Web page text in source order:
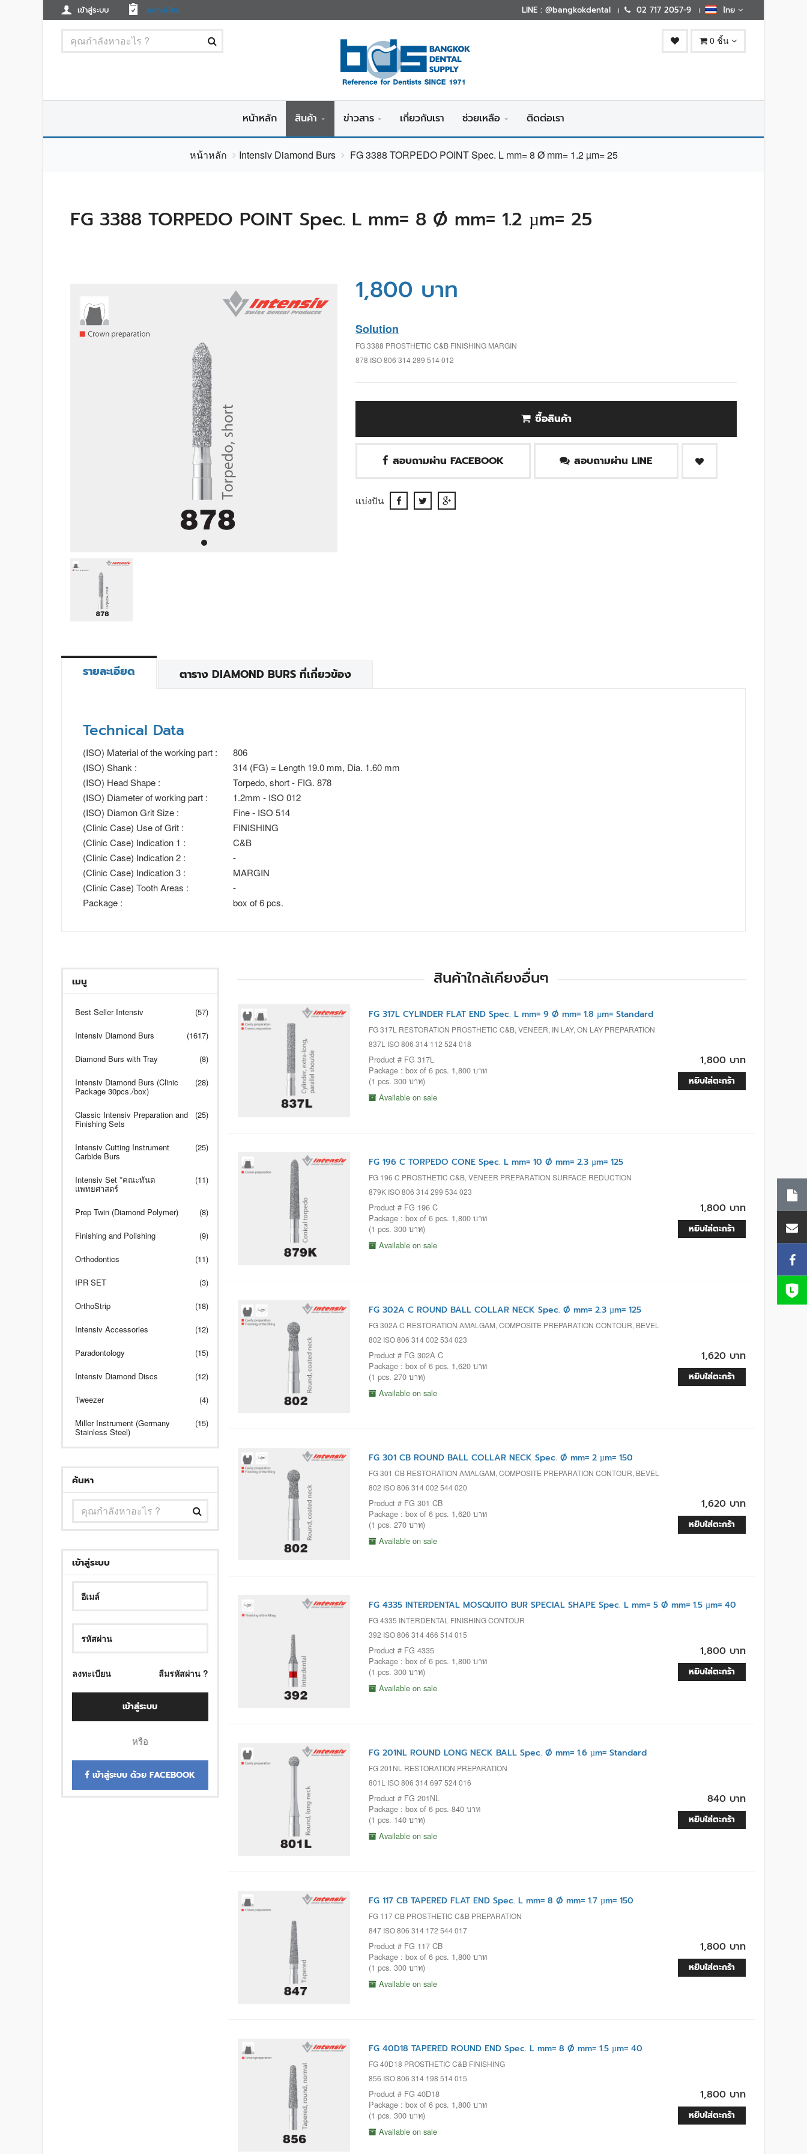
เข้าสู่ระบบ ลงทะเบียน LINE : @bangkokdental 02 717 2057-9 ไทย
0 ชิ้น
หน้าหลัก สินค้า ข่าวสาร เกี่ยวกับเรา ช่วยเหลือ ติดต่อเรา
หน้าหลัก Intensiv Diamond Burs FG 3388 TORPEDO POINT Spec. L mm= 8 Ø mm= 1.2 µm= 25
FG 3388 TORPEDO POINT Spec. L mm= 8 Ø mm= 1.2 µm= 25
1,800 บาท
Solution
FG 3388 PROSTHETIC C&B FINISHING MARGIN
878 ISO 806 314 289 514 012
ซื้อสินค้า
สอบถามผ่าน FACEBOOK สอบถามผ่าน LINE
แบ่งปัน
รายละเอียด ตาราง DIAMOND BURS ที่เกี่ยวข้อง
Technical Data
(ISO) Material of the working part :
806
(ISO) Shank :
314 (FG) = Length 19.0 mm, Dia. 1.60 mm
(ISO) Head Shape :
Torpedo, short - FIG. 878
(ISO) Diameter of working part :
1.2mm - ISO 012
(ISO) Diamon Grit Size :
Fine - ISO 514
(Clinic Case) Use of Grit :
FINISHING
(Clinic Case) Indication 1 :
C&B
(Clinic Case) Indication 2 :
-
(Clinic Case) Indication 3 :
MARGIN
(Clinic Case) Tooth Areas :
-
Package :
box of 6 pcs.
เมนู
Best Seller Intensiv (57)
Intensiv Diamond Burs (1617)
Diamond Burs with Tray (8)
Intensiv Diamond Burs (Clinic
Package 30pcs./box)
(28)
Classic Intensiv Preparation and
Finishing Sets
(25)
Intensiv Cutting Instrument
Carbide Burs
(25)
Intensiv Set *คณะทันต
แพทยศาสตร์
(11)
Prep Twin (Diamond Polymer) (8)
Finishing and Polishing (9)
Orthodontics (11)
IPR SET (3)
OrthoStrip (18)
Intensiv Accessories (12)
Paradontology (15)
Intensiv Diamond Discs (12)
Tweezer (4)
Miller Instrument (Germany
Stainless Steel)
(15)
ค้นหา
เข้าสู่ระบบ
ลงทะเบียน ลืมรหัสผ่าน ?
เข้าสู่ระบบ
หรือ
เข้าสู่ระบบ ด้วย FACEBOOK
สินค้าใกล้เคียงอื่นๆ
FG 317L CYLINDER FLAT END Spec. L mm= 9 Ø mm= 1.8 µm= Standard
FG 317L RESTORATION PROSTHETIC C&B, VENEER, IN LAY, ON LAY PREPARATION
837L ISO 806 314 112 524 018
Product # FG 317L
Package : box of 6 pcs. 1,800 บาท
(1 pcs. 300 บาท)
Available on sale
1,800 บาท
หยิบใส่ตะกร้า
FG 196 C TORPEDO CONE Spec. L mm= 10 Ø mm= 2.3 µm= 125
FG 196 C PROSTHETIC C&B, VENEER PREPARATION SURFACE REDUCTION
879K ISO 806 314 299 534 023
Product # FG 196 C
Package : box of 6 pcs. 1,800 บาท
(1 pcs. 300 บาท)
Available on sale
1,800 บาท
หยิบใส่ตะกร้า
FG 302A C ROUND BALL COLLAR NECK Spec. Ø mm= 2.3 µm= 125
FG 302A C RESTORATION AMALGAM, COMPOSITE PREPARATION CONTOUR, BEVEL
802 ISO 806 314 002 534 023
Product # FG 302A C
Package : box of 6 pcs. 1,620 บาท
(1 pcs. 270 บาท)
Available on sale
1,620 บาท
หยิบใส่ตะกร้า
FG 301 CB ROUND BALL COLLAR NECK Spec. Ø mm= 2 µm= 150
FG 301 CB RESTORATION AMALGAM, COMPOSITE PREPARATION CONTOUR, BEVEL
802 ISO 806 314 002 544 020
Product # FG 301 CB
Package : box of 6 pcs. 1,620 บาท
(1 pcs. 270 บาท)
Available on sale
1,620 บาท
หยิบใส่ตะกร้า
FG 4335 INTERDENTAL MOSQUITO BUR SPECIAL SHAPE Spec. L mm= 5 Ø mm= 1.5 µm= 40
FG 4335 INTERDENTAL FINISHING CONTOUR
392 ISO 806 314 466 514 015
Product # FG 4335
Package : box of 6 pcs. 1,800 บาท
(1 pcs. 300 บาท)
Available on sale
1,800 บาท
หยิบใส่ตะกร้า
FG 201NL ROUND LONG NECK BALL Spec. Ø mm= 1.6 µm= Standard
FG 201NL RESTORATION PREPARATION
801L ISO 806 314 697 524 016
Product # FG 201NL
Package : box of 6 pcs. 840 บาท
(1 pcs. 140 บาท)
Available on sale
840 บาท
หยิบใส่ตะกร้า
FG 117 CB TAPERED FLAT END Spec. L mm= 8 Ø mm= 1.7 µm= 150
FG 117 CB PROSTHETIC C&B PREPARATION
847 ISO 806 314 172 544 017
Product # FG 117 CB
Package : box of 6 pcs. 1,800 บาท
(1 pcs. 300 บาท)
Available on sale
1,800 บาท
หยิบใส่ตะกร้า
FG 40D18 TAPERED ROUND END Spec. L mm= 8 Ø mm= 1.5 µm= 40
FG 40D18 PROSTHETIC C&B FINISHING
856 ISO 806 314 198 514 015
Product # FG 40D18
Package : box of 6 pcs. 1,800 บาท
(1 pcs. 300 บาท)
Available on sale
1,800 บาท
หยิบใส่ตะกร้า